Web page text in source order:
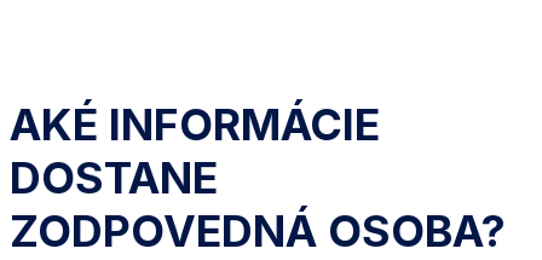
AKÉ INFORMÁCIE
DOSTANE
ZODPOVEDNÁ OSOBA?